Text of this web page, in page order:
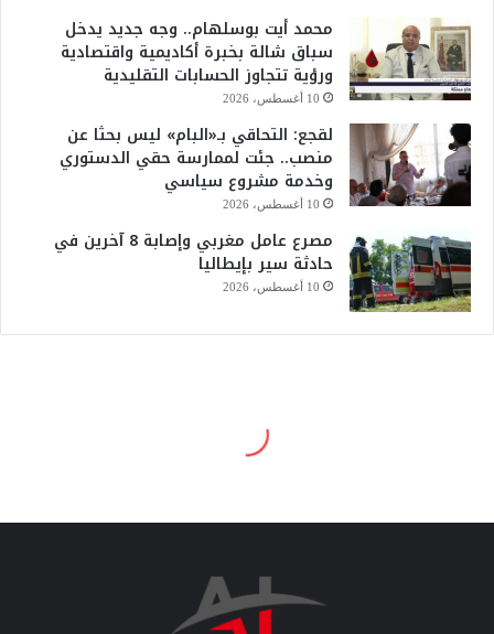
محمد أيت بوسلهام.. وجه جديد يدخل
سباق شالة بخبرة أكاديمية واقتصادية
ورؤية تتجاوز الحسابات التقليدية
10 أغسطس، 2026
لقجع: التحاقي بـ«البام» ليس بحثا عن
منصب.. جئت لممارسة حقي الدستوري
وخدمة مشروع سياسي
10 أغسطس، 2026
مصرع عامل مغربي وإصابة 8 آخرين في
حادثة سير بإيطاليا
10 أغسطس، 2026